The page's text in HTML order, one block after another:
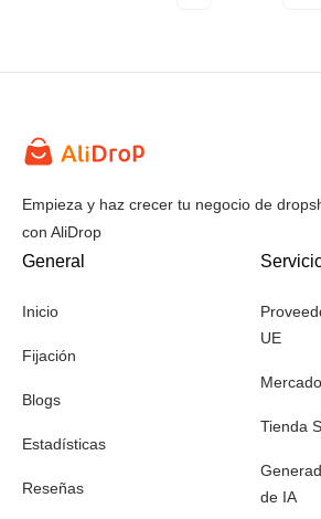
Empieza y haz crecer tu negocio de
con AliDrop
General
Inicio
Fijación
Blogs
Estadísticas
Reseñas
UE
Tienda
de IA